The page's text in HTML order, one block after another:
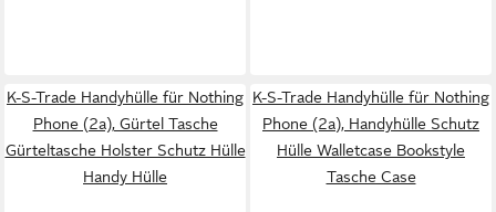
K-S-Trade Handyhülle für Nothing
Phone (2a), Gürtel Tasche
Gürteltasche Holster Schutz Hülle
Handy Hülle
K-S-Trade Handyhülle für Nothing
Phone (2a), Handyhülle Schutz
Hülle Walletcase Bookstyle
Tasche Case